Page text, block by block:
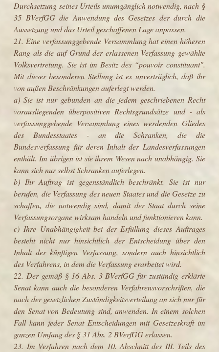
Durchsetzung seines Urteils unumgänglich notwendig, nach §
35 BVerfGG die Anwendung des Gesetzes der durch die
Aussetzung und das Urteil geschaffenen Lage anpassen.
21. Eine verfassunggebende Versammlung hat einen höheren
Rang als die auf Grund der erlassenen Verfassung gewählte
Volksvertretung. Sie ist im Besitz des “pouvoir constituant".
Mit dieser besonderen Stellung ist es unverträglich, daß ihr
von außen Beschränkungen auferlegt werden.
a) Sie ist nur gebunden an die jedem geschriebenen Recht
vorausliegenden überpositiven Rechtsgrundsätze und - als
verfassunggebende Versammlung eines werdenden Gliedes
des Bundesstaates - an die Schranken, die die
Bundesverfassung für deren Inhalt der Landesverfassungen
enthält. Im übrigen ist sie ihrem Wesen nach unabhängig. Sie
kann sich nur selbst Schranken auferlegen.
b) Ihr Auftrag ist gegenständlich beschränkt. Sie ist nur
berufen, die Verfassung des neuen Staates und die Gesetze zu
schaffen, die notwendig sind, damit der Staat durch seine
Verfassungsorgane wirksam handeln und funktionieren kann.
c) Ihre Unabhängigkeit bei der Erfüllung dieses Auftrages
besteht nicht nur hinsichtlich der Entscheidung über den
Inhalt der künftigen Verfassung, sondern auch hinsichtlich
des Verfahrens, in dem die Verfassung erarbeitet wird.
22. Der gemäß § 16 Abs. 3 BVerfGG für zuständig erklärte
Senat kann auch die besonderen Verfahrensvorschriften, die
nach der gesetzlichen Zuständigkeitsverteilung an sich nur für
den Senat von Bedeutung sind, anwenden. In einem solchen
Fall kann jeder Senat Entscheidungen mit Gesetzeskraft im
ganzen Umfang des § 31 Abs. 2 BVerfGG erlassen.
23. Im Verfahren nach dem 10. Abschnitt des III. Teils des